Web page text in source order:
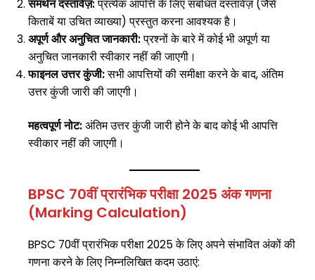
समर्थन दस्तावेज़:प्रत्येक आपत्ति के लिए संबंधित दस्तावेज़ (जैसे
किताबें या उचित व्याख्या) प्रस्तुत करना आवश्यक है।
अपूर्ण और अनुचित जानकारी:प्रश्नों के बारे में कोई भी अपूर्ण या
अनुचित जानकारी स्वीकार नहीं की जाएगी।
फाइनल उत्तर कुंजी:सभी आपत्तियों की समीक्षा करने के बाद, अंतिम
उत्तर कुंजी जारी की जाएगी।
महत्वपूर्ण नोट:अंतिम उत्तर कुंजी जारी होने के बाद कोई भी आपत्ति
स्वीकार नहीं की जाएगी।
BPSC 70वीं प्रारंभिक परीक्षा 2025 अंक गणना
(Marking Calculation)
BPSC 70वीं प्रारंभिक परीक्षा 2025 के लिए अपने संभावित अंकों की
गणना करने के लिए निम्नलिखित कदम उठाएं: